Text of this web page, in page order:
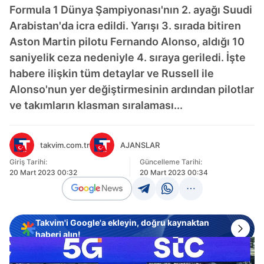
Formula 1 Dünya Şampiyonası'nın 2. ayağı Suudi
Arabistan'da icra edildi. Yarışı 3. sırada bitiren
Aston Martin pilotu Fernando Alonso, aldığı 10
saniyelik ceza nedeniyle 4. sıraya geriledi. İşte
habere ilişkin tüm detaylar ve Russell ile
Alonso'nun yer değiştirmesinin ardından pilotlar
ve takımların klasman sıralaması...
takvim.com.tr AJANSLAR
Giriş Tarihi:
20 Mart 2023 00:32
Güncelleme Tarihi:
20 Mart 2023 00:34
Takvim'i Google'a ekleyin, doğru kaynaktan
haberi alın!